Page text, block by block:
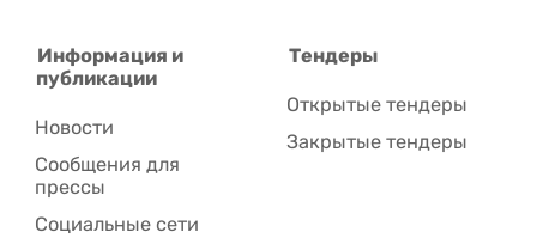
Информация и
публикации
Новости
Сообщения для
прессы
Социальные сети
Тендеры
Открытые тендеры
Закрытые тендеры